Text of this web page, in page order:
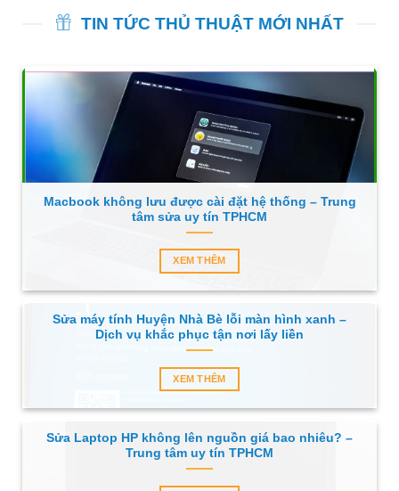
TIN TỨC THỦ THUẬT MỚI NHẤT
Macbook không lưu được cài đặt hệ thống – Trung
tâm sửa uy tín TPHCM
XEM THÊM
Sửa máy tính Huyện Nhà Bè lỗi màn hình xanh –
Dịch vụ khắc phục tận nơi lấy liền
XEM THÊM
Sửa Laptop HP không lên nguồn giá bao nhiêu? –
Trung tâm uy tín TPHCM